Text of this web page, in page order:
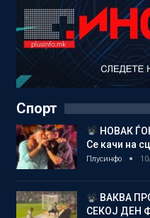
Спорт
НОВАК
Се качи на
Плусинфо
ВАКВА
СЕКОЈ ДЕН